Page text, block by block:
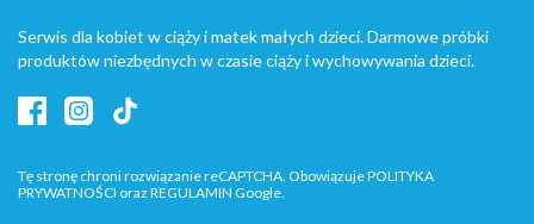
Serwis dla kobiet w ciąży i matek małych dzieci. Darmowe próbki
produktów niezbędnych w czasie ciąży i wychowywania dzieci.
Tę stronę chroni rozwiązanie reCAPTCHA. ObowiązujePOLITYKA
PRYWATNOŚCI oraz REGULAMIN Google.